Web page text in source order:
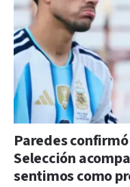
Paredes
Selección
sentimos como